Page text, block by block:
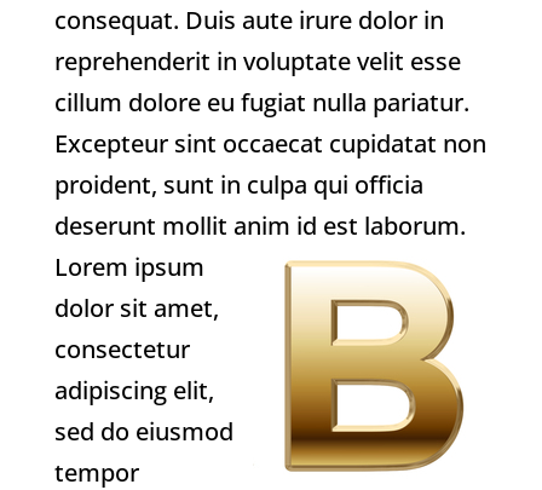
consequat. Duis aute irure dolor in
reprehenderit in voluptate velit esse
cillum dolore eu fugiat nulla pariatur.
Excepteur sint occaecat cupidatat non
proident, sunt in culpa qui officia
deserunt mollit anim id est laborum.
Lorem ipsum
dolor sit amet,
consectetur
adipiscing elit,
sed do eiusmod
tempor